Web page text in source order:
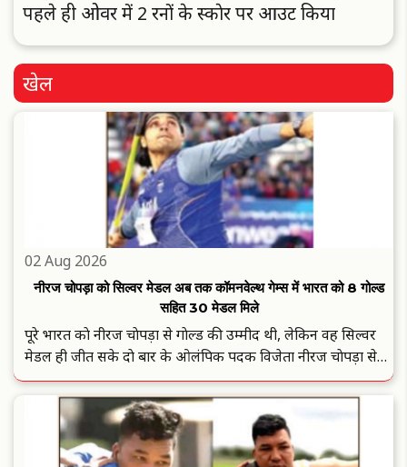
पहले ही ओवर में 2 रनाें के स्काेर पर आउट किया
खेल
02 Aug 2026
नीरज चोपड़ा को सिल्वर मेडल अब तक कॉमनवेल्थ गेम्स में भारत को 8 गोल्ड
सहित 30 मेडल मिले
पूरे भारत काे नीरज चाेपड़ा से गाेल्ड की उम्मीद थी, लेकिन वह सिल्वर
मेडल ही जीत सके दाे बार के ओलंपिक पदक विजेता नीरज चाेपड़ा से
ग्लास्गाे में खेले जा रहे काॅमनवेल्थ गेम्स-2026 में जिस प्रदर्शन की
उम्मीद थी वाे नहीं आया. पुरुषाें के जेवलिन थ्राे मुकाबले ..